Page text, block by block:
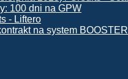
100 dni na GPW
na system BOOSTER